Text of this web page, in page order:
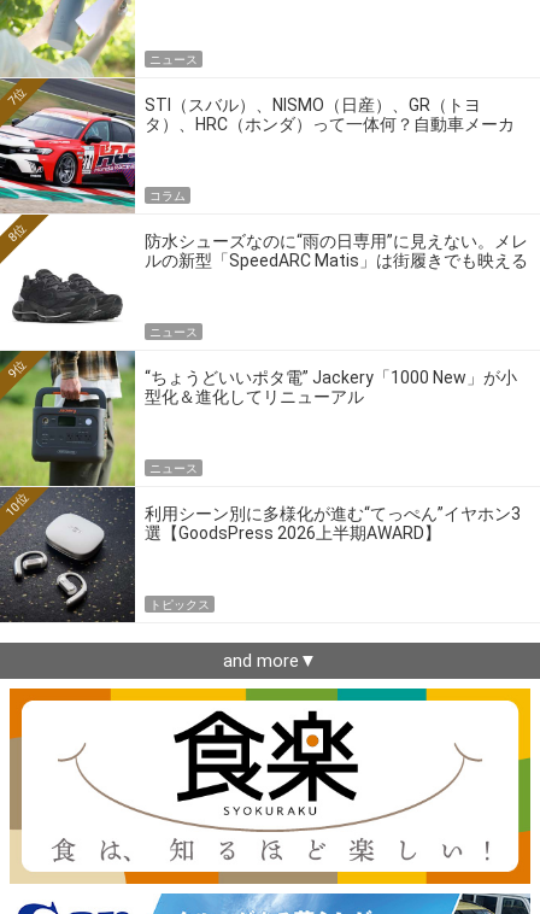
ニュース
STI（スバル）、NISMO（日産）、GR（トヨ
タ）、HRC（ホンダ）って一体何？自動車メーカ
7位
コラム
防水シューズなのに“雨の日専用”に見えない。メレ
ルの新型「SpeedARC Matis」は街履きでも映える
8位
ニュース
“ちょうどいいポタ電” Jackery「1000 New」が小
型化＆進化してリニューアル
9位
ニュース
利用シーン別に多様化が進む“てっぺん”イヤホン3
選【GoodsPress 2026上半期AWARD】
10位
トピックス
and more▼